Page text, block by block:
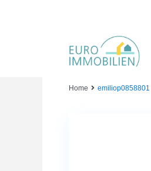
Home emiliop0858801